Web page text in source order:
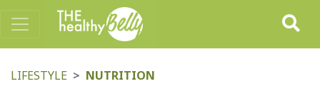
LIFESTYLE NUTRITION